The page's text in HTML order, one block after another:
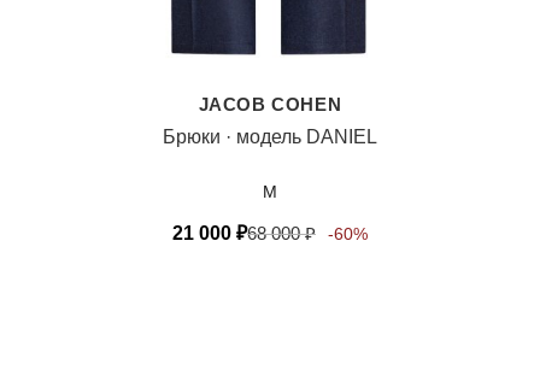
JACOB COHEN
Брюки · модель DANIEL
M
21 000 ₽68 000₽ -60%